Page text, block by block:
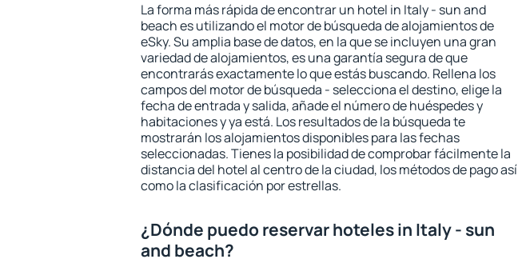
La forma más rápida de encontrar un hotel in Italy - sun and
beach es utilizando el motor de búsqueda de alojamientos de
eSky. Su amplia base de datos, en la que se incluyen una gran
variedad de alojamientos, es una garantía segura de que
encontrarás exactamente lo que estás buscando. Rellena los
campos del motor de búsqueda - selecciona el destino, elige la
fecha de entrada y salida, añade el número de huéspedes y
habitaciones y ya está. Los resultados de la búsqueda te
mostrarán los alojamientos disponibles para las fechas
seleccionadas. Tienes la posibilidad de comprobar fácilmente la
distancia del hotel al centro de la ciudad, los métodos de pago así
como la clasificación por estrellas.
¿Dónde puedo reservar hoteles in Italy - sun
and beach?